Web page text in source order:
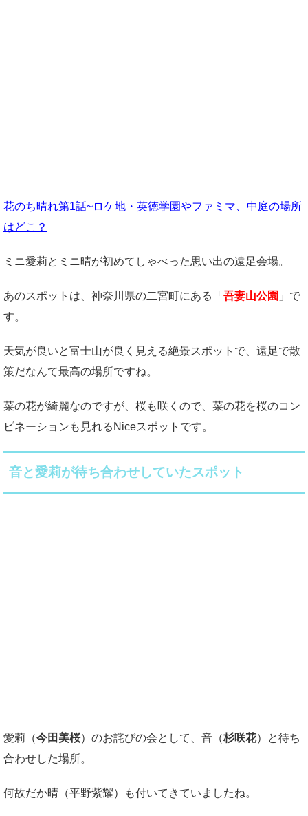
花のち晴れ第1話~ロケ地・英徳学園やファミマ、中庭の場所
はどこ？
ミニ愛莉とミニ晴が初めてしゃべった思い出の遠足会場。
あのスポットは、神奈川県の二宮町にある「 吾妻山公園 」で
す。
天気が良いと富士山が良く見える絶景スポットで、遠足で散
策だなんて最高の場所ですね。
菜の花が綺麗なのですが、桜も咲くので、菜の花を桜のコン
ビネーションも見れるNiceスポットです。
音と愛莉が待ち合わせしていたスポット
愛莉（今田美桜）のお詫びの会として、音（杉咲花）と待ち
合わせした場所。
何故だか晴（平野紫耀）も付いてきていましたね。